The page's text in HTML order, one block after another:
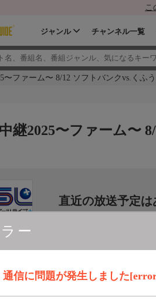
こ
ジャンル チャンネル一覧
〜ファーム〜 8/12 ソフトバンクvs.くふ
ー
通信に問題が発生しました
継2025〜ファーム〜
直近の放送予定は